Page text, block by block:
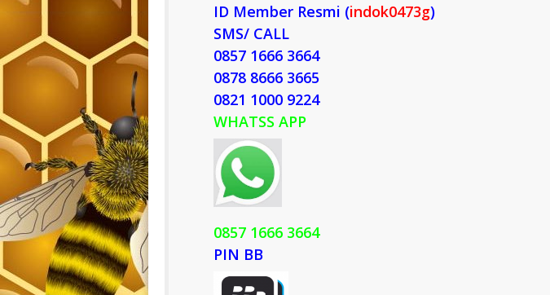
ID Member Resmi (indok0473g)
SMS/ CALL
0857 1666 3664
0878 8666 3665
0821 1000 9224
WHATSS APP
0857 1666 3664
PIN BB